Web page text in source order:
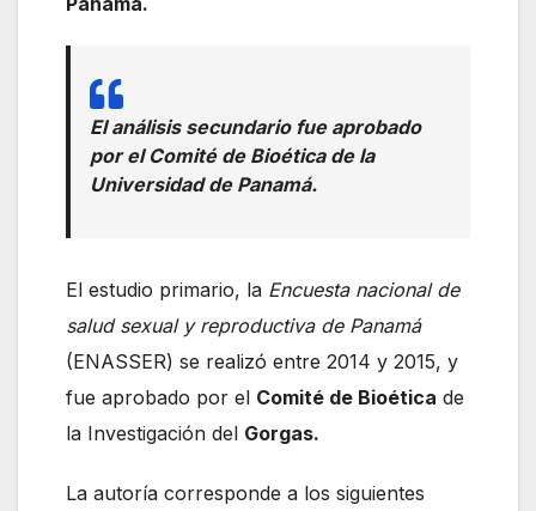
El análisis secundario fue aprobado
por el Comité de Bioética de la
Universidad de Panamá.
El estudio primario, la Encuesta nacional de
salud sexual y reproductiva de Panamá
(ENASSER) se realizó entre 2014 y 2015, y
fue aprobado por el Comité de Bioética de
la Investigación del Gorgas.
La autoría corresponde a los siguientes